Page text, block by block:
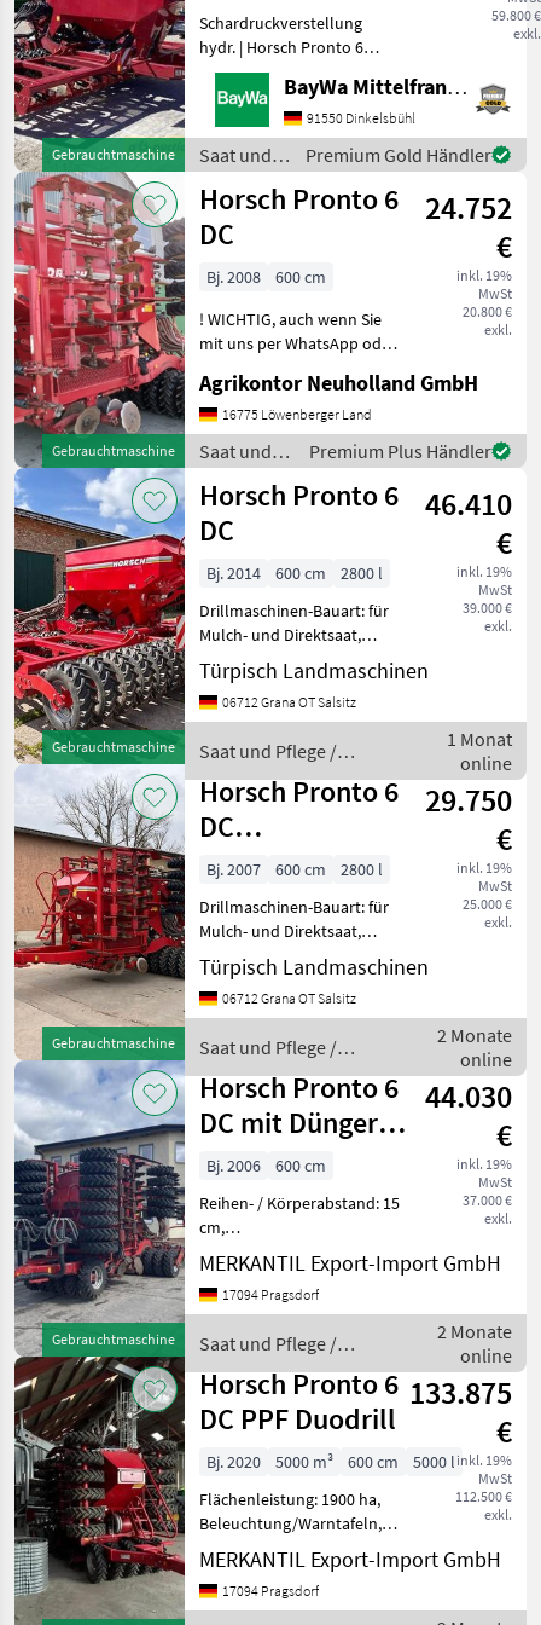
Gebrauchtmaschine
59.800 €
exkl.
Schardruckverstellung
hydr. | Horsch Pronto 6
DCBaujahr 20222027
Hektar1 12 FGS KLAPPE1 40
SENSOR1 40 TURBODISC
SCHARE MIT STRI1
DINKELAUSSTATTUNG1
DÜNERG/SAATFLUßKO
BayWa Mittelfranken
91550 Dinkelsbühl
Saat und
Pflege /
Horsch
Premium Gold Händler
Gebrauchtmaschine
Horsch Pronto 6
DC
24.752
€
inkl. 19%
MwSt
20.800 €
exkl.
Bj. 2008
600 cm
! WICHTIG, auch wenn Sie
mit uns per WhatsApp oder
daraufhin Maschinen
kaufen, bitte kontrollieren
Sie die Auftragsbestätigung,
Proforma und auch
Agrikontor Neuholland GmbH
16775 Löwenberger Land
Saat und
Pflege /
Horsch
Premium Plus Händler
Gebrauchtmaschine
Horsch Pronto 6
DC
46.410
€
inkl. 19%
MwSt
39.000 €
exkl.
Bj. 2014 600 cm
2800 l
Drillmaschinen-Bauart: für
Mulch- und Direktsaat,
Beleuchtung,
Fahrgassenschaltung, hydr.
Saatmengenverstellung,
Fahrgassenmarkierung
Verkauf erfo
Türpisch Landmaschinen
06712 Grana OT Salsitz
Saat und Pflege /
Horsch
1 Monat
online
Gebrauchtmaschine
Horsch Pronto 6
DC
*Befüllschnecke*
29.750
€
inkl. 19%
MwSt
25.000 €
exkl.
Bj. 2007 600 cm
2800 l
Drillmaschinen-Bauart: für
Mulch- und Direktsaat,
Beleuchtung,
Fahrgassenschaltung,
Spuranreisser, Fahrwerk,
Horsch Pronto 6 DC im
Einsatzbereitem Zu
Türpisch Landmaschinen
06712 Grana OT Salsitz
Saat und Pflege /
Horsch
2 Monate
online
Gebrauchtmaschine
Horsch Pronto 6
DC mit Dünger
Neuer Preis !
44.030
€
inkl. 19%
MwSt
37.000 €
exkl.
Bj. 2006
600 cm
Reihen- / Körperabstand: 15
cm,
Beleuchtung/Warntafeln,
Beladestufe,
Fahrgassenschaltung,
Pneumatisch, Striegel,
Getreideausrüstung, Z
MERKANTIL Export-Import GmbH
17094 Pragsdorf
Saat und Pflege /
Horsch
2 Monate
online
Horsch Pronto 6
DC PPF Duodrill
133.875
€
inkl. 19%
MwSt
112.500 €
exkl.
Bj. 2020 5000 m³ 600 cm
5000 l
Flächenleistung: 1900 ha,
Beleuchtung/Warntafeln,
Beladestufe, Hydraulische
Klappung, Pneumatisch,
Reihendüngerstreuer,
MERKANTIL Export-Import GmbH
17094 Pragsdorf